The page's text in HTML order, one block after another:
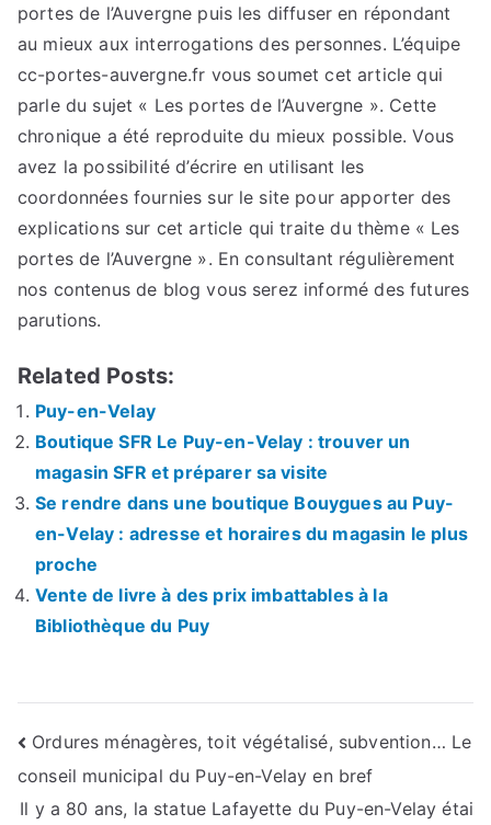
portes de l’Auvergne puis les diffuser en répondant
au mieux aux interrogations des personnes. L’équipe
cc-portes-auvergne.fr vous soumet cet article qui
parle du sujet « Les portes de l’Auvergne ». Cette
chronique a été reproduite du mieux possible. Vous
avez la possibilité d’écrire en utilisant les
coordonnées fournies sur le site pour apporter des
explications sur cet article qui traite du thème « Les
portes de l’Auvergne ». En consultant régulièrement
nos contenus de blog vous serez informé des futures
parutions.
Related Posts:
Puy-en-Velay
Boutique SFR Le Puy-en-Velay : trouver un
magasin SFR et préparer sa visite
Se rendre dans une boutique Bouygues au Puy-
en-Velay : adresse et horaires du magasin le plus
proche
Vente de livre à des prix imbattables à la
Bibliothèque du Puy
Navigation
de
Ordures ménagères, toit végétalisé, subvention… Le
conseil municipal du Puy-en-Velay en bref
Il y a 80 ans, la statue Lafayette du Puy-en-Velay étai